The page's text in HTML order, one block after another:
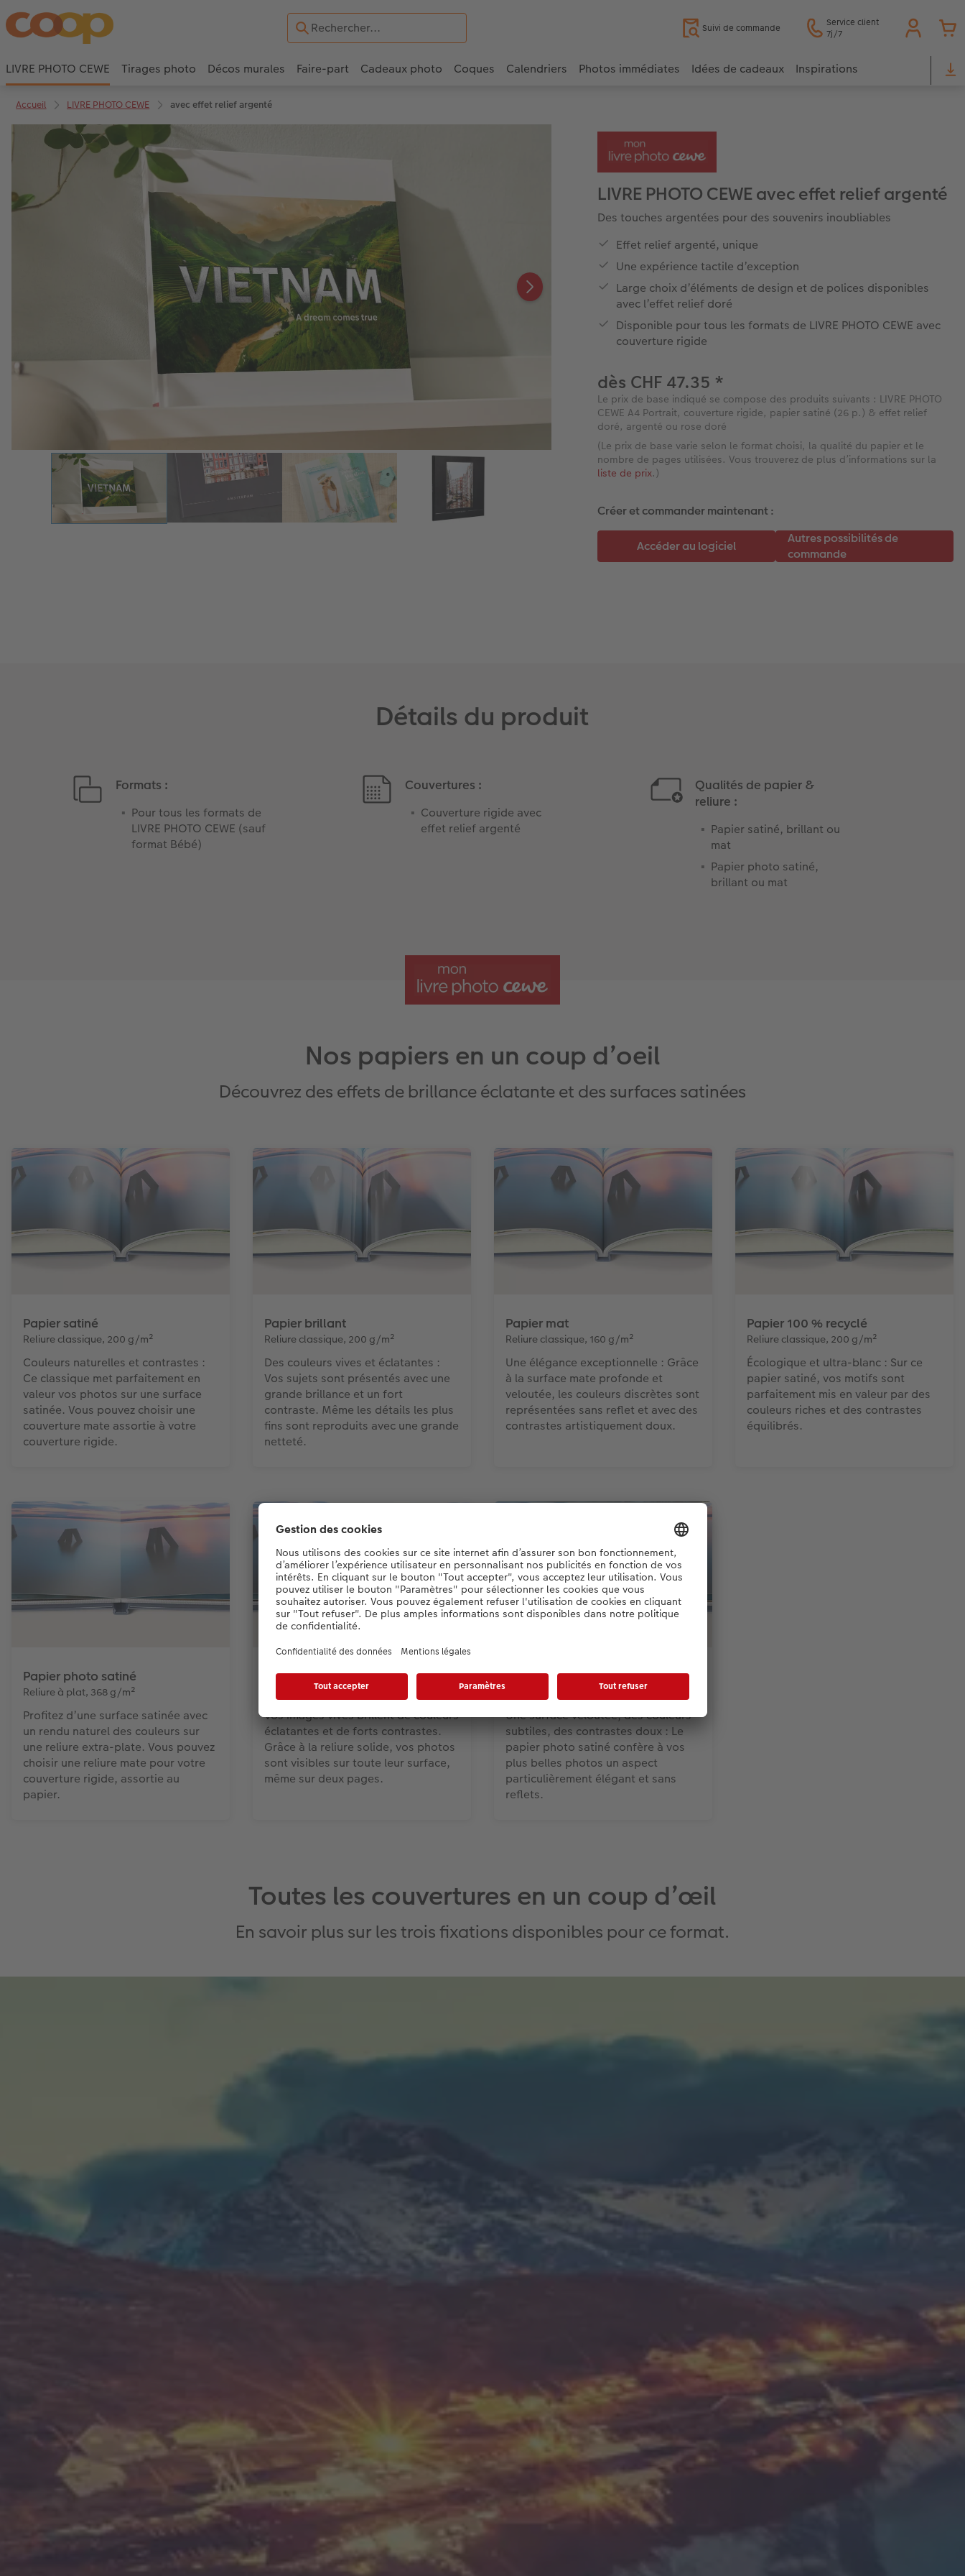
Suivi de commande
Service client
7j/7
LIVRE PHOTO CEWE Tirages photo Décos murales Faire-part Cadeaux photo Coques Calendriers Photos immédiates Idées de cadeaux Inspirations
Accueil LIVRE PHOTO CEWE avec effet relief argenté
LIVRE PHOTO CEWE avec effet relief argenté
Des touches argentées pour des souvenirs inoubliables
Effet relief argenté, unique
Une expérience tactile d’exception
Large choix d’éléments de design et de polices disponibles
avec l’effet relief doré
Disponible pour tous les formats de LIVRE PHOTO CEWE avec
couverture rigide
dès CHF 47.35 *
Le prix de base indiqué se compose des produits suivants : LIVRE PHOTO
CEWE A4 Portrait, couverture rigide, papier satiné (26 p.) & effet relief
doré, argenté ou rose doré
(Le prix de base varie selon le format choisi, la qualité du papier et le
nombre de pages utilisées. Vous trouverez de plus d’informations sur la
liste de prix.)
Créer et commander maintenant :
Détails du produit
Formats :
Pour tous les formats de
LIVRE PHOTO CEWE (sauf
format Bébé)
Couvertures :
Couverture rigide avec
effet relief argenté
Qualités de papier &
reliure :
Papier satiné, brillant ou
mat
Papier photo satiné,
brillant ou mat
Nos papiers en un coup d’oeil
Découvrez des effets de brillance éclatante et des surfaces satinées
Papier satiné
Reliure classique, 200 g/m²
Couleurs naturelles et contrastes :
Ce classique met parfaitement en
valeur vos photos sur une surface
satinée. Vous pouvez choisir une
couverture mate assortie à votre
couverture rigide.
Papier brillant
Reliure classique, 200 g/m²
Des couleurs vives et éclatantes :
Vos sujets sont présentés avec une
grande brillance et un fort
contraste. Même les détails les plus
fins sont reproduits avec une grande
netteté.
Papier mat
Reliure classique, 160 g/m²
Une élégance exceptionnelle : Grâce
à la surface mate profonde et
veloutée, les couleurs discrètes sont
représentées sans reflet et avec des
contrastes artistiquement doux.
Papier 100 % recyclé
Reliure classique, 200 g/m²
Écologique et ultra-blanc : Sur ce
papier satiné, vos motifs sont
parfaitement mis en valeur par des
couleurs riches et des contrastes
équilibrés.
Papier photo satiné
Reliure à plat, 368 g/m²
Profitez d’une surface satinée avec
un rendu naturel des couleurs sur
une reliure extra-plate. Vous pouvez
choisir une reliure mate pour votre
couverture rigide, assortie au
papier.
Papier photo brillant
Reliure à plat, 382 g/m²
Vos images vives brillent de couleurs
éclatantes et de forts contrastes.
Grâce à la reliure solide, vos photos
sont visibles sur toute leur surface,
même sur deux pages.
Papier photo mat
Reliure à plat, 370 g/m²
Une surface veloutée, des couleurs
subtiles, des contrastes doux : Le
papier photo satiné confère à vos
plus belles photos un aspect
particulièrement élégant et sans
reflets.
Toutes les couvertures en un coup d’œil
En savoir plus sur les trois fixations disponibles pour ce format.